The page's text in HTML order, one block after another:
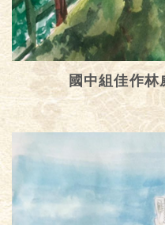
國中組佳作林